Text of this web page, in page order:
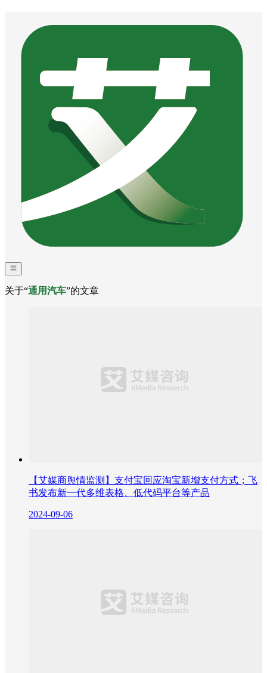
关于“通用汽车”的文章
【艾媒商舆情监测】支付宝回应淘宝新增支付方式；飞
书发布新一代多维表格、低代码平台等产品
2024-09-06